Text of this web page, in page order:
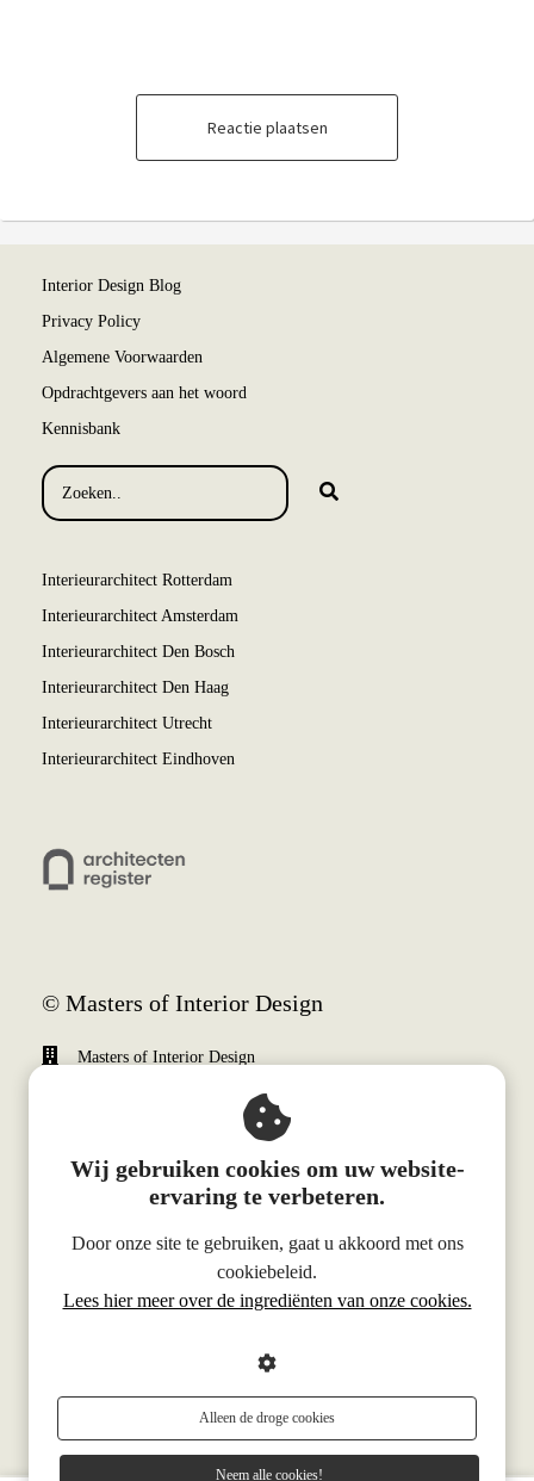
Reactie plaatsen
Interior Design Blog
Privacy Policy
Algemene Voorwaarden
Opdrachtgevers aan het woord
Kennisbank
Interieurarchitect Rotterdam
Interieurarchitect Amsterdam
Interieurarchitect Den Bosch
Interieurarchitect Den Haag
Interieurarchitect Utrecht
Interieurarchitect Eindhoven
© Masters of Interior Design
Masters of Interior Design
+31 (0)10 340 0510
KvK nummer: 70466998
BTW nummer: NL858329657B01
Wij gebruiken cookies om uw website-
ervaring te verbeteren.
Door onze site te gebruiken, gaat u akkoord met ons
cookiebeleid.
Lees hier meer over de ingrediënten van onze cookies.
Alleen de droge cookies
Neem alle cookies!